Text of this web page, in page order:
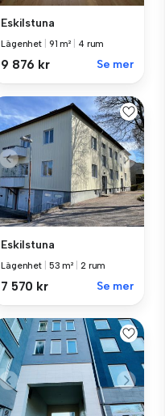
Eskilstuna
Lägenhet 91 m² 4 rum
9 876 kr Se mer
Eskilstuna
Lägenhet 53 m² 2 rum
7 570 kr Se mer